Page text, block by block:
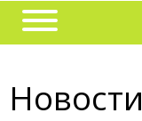
Новости